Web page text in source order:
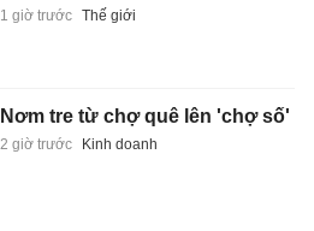
1 giờ trước Thế giới
Nơm tre từ chợ quê lên 'chợ số'
2 giờ trước Kinh doanh